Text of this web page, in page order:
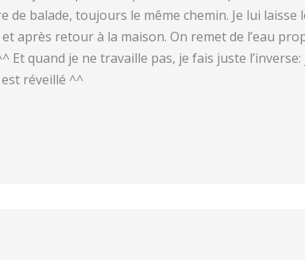
balade, toujours le même chemin. Je lui
après retour à la maison. On remet de l’eau
quand je ne travaille pas, je fais juste
réveillé ^^